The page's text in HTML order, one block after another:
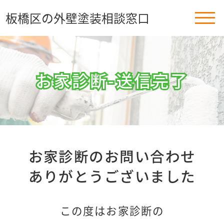
板橋区の外壁塗装相談窓口
お家診断-送信完了
お家診断-送信完了
お家診断のお問い合わせ
ありがとうございました
この度はお家診断の